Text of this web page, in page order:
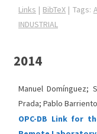
Links | BibTeX | Tags:
INDUSTRIAL
2014
Manuel Domínguez;
Prada; Pablo
OPC-DB Link for